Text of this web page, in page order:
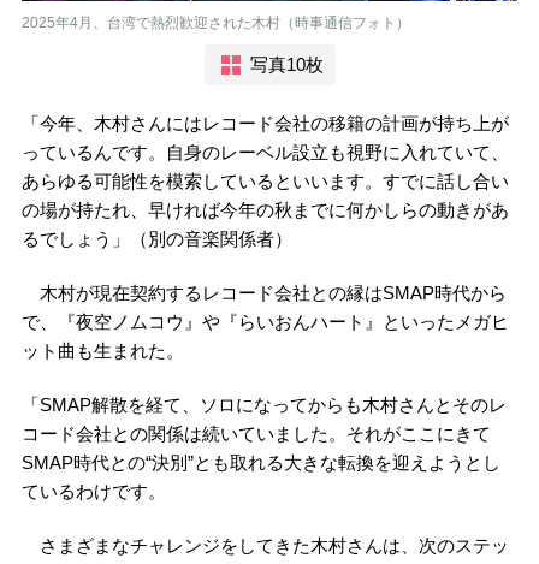
2025年4月、台湾で熱烈歓迎された木村（時事通信フォト）
写真10枚
「今年、木村さんにはレコード会社の移籍の計画が持ち上が
っているんです。自身のレーベル設立も視野に入れていて、
あらゆる可能性を模索しているといいます。すでに話し合い
の場が持たれ、早ければ今年の秋までに何かしらの動きがあ
るでしょう」（別の音楽関係者）
木村が現在契約するレコード会社との縁はSMAP時代から
で、『夜空ノムコウ』や『らいおんハート』といったメガヒ
ット曲も生まれた。
「SMAP解散を経て、ソロになってからも木村さんとそのレ
コード会社との関係は続いていました。それがここにきて
SMAP時代との“決別”とも取れる大きな転換を迎えようとし
ているわけです。
さまざまなチャレンジをしてきた木村さんは、次のステッ